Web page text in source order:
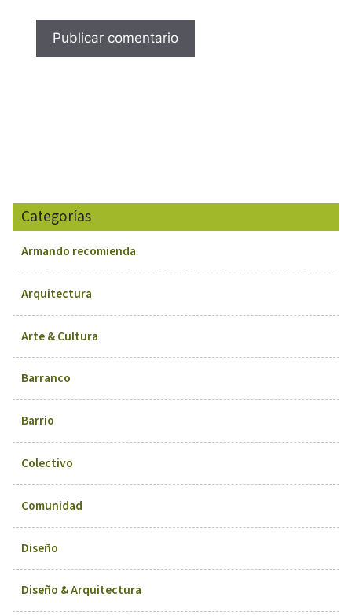
Categorías
Armando recomienda
Arquitectura
Arte & Cultura
Barranco
Barrio
Colectivo
Comunidad
Diseño
Diseño & Arquitectura